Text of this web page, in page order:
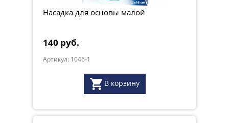
Насадка для основы малой
140 руб.
Артикул: 1046-1
В корзину